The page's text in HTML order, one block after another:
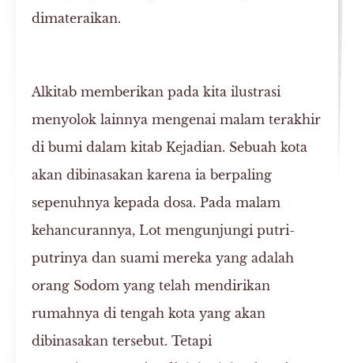
dimateraikan.
Alkitab memberikan pada kita ilustrasi
menyolok lainnya mengenai malam terakhir
di bumi dalam kitab Kejadian. Sebuah kota
akan dibinasakan karena ia berpaling
sepenuhnya kepada dosa. Pada malam
kehancurannya, Lot mengunjungi putri-
putrinya dan suami mereka yang adalah
orang Sodom yang telah mendirikan
rumahnya di tengah kota yang akan
dibinasakan tersebut. Tetapi